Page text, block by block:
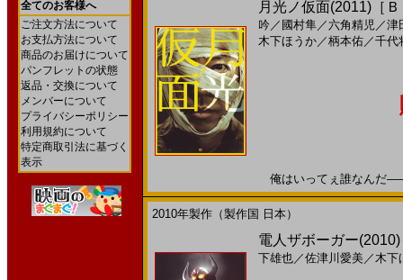
全てのお客様へ
ご注文方法について
お支払方法について
商品のお届けについて
パンフレットの状態
返品・交換について
メンバーについて
プライバシーポリシー
利用規約について
特定商取引法に基づく
表示
月光ノ仮面(2011)［
吟／ 國村隼／ 六角精児／津
木下ほうか／柄本佑／千代
俺はいってぇ誰なんだ
2010年製作（製作国 日本）
電人ザボーガー
下雄也／佐津川愛美／木下